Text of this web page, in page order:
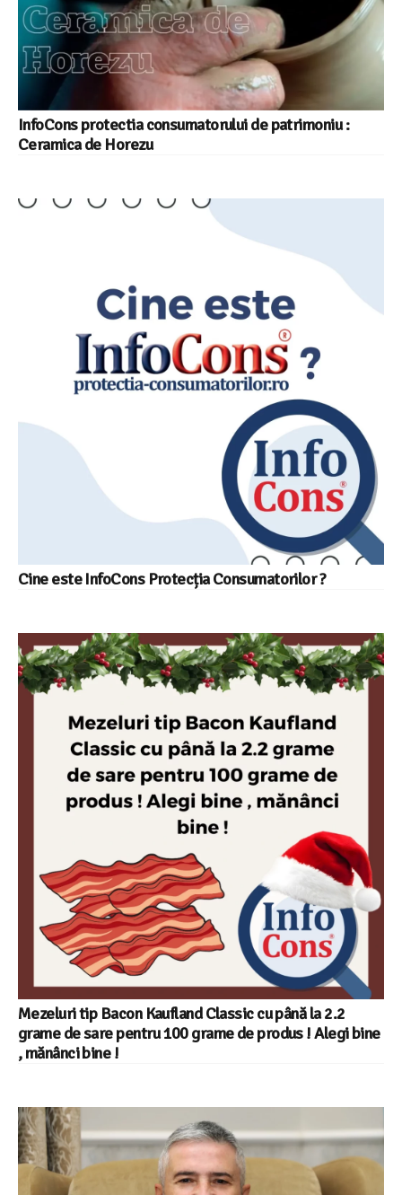
InfoCons protectia consumatorului de patrimoniu :
Ceramica de Horezu
Cine este InfoCons Protecția Consumatorilor ?
Mezeluri tip Bacon Kaufland Classic cu până la 2.2
grame de sare pentru 100 grame de produs ! Alegi bine
, mănânci bine !